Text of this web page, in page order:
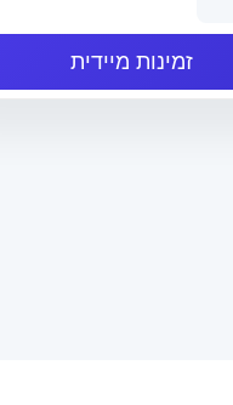
זמינות מיידית